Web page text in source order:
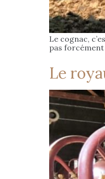
Le cognac,
pas forcément
Le